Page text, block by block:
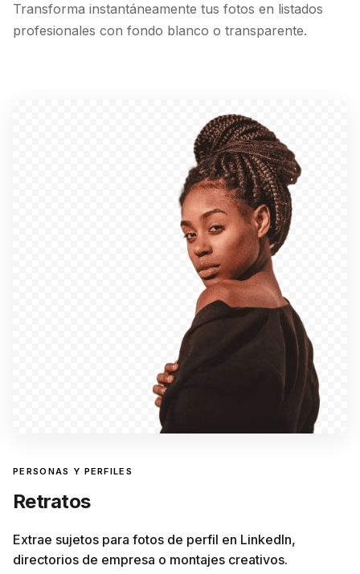
Transforma instantáneamente tus fotos en listados
profesionales con fondo blanco o transparente.
PERSONAS Y PERFILES
Retratos
Extrae sujetos para fotos de perfil en LinkedIn,
directorios de empresa o montajes creativos.